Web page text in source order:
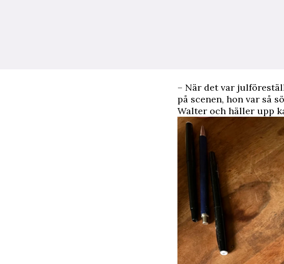
– När det var
på scenen, hon var så
Walter och häller upp